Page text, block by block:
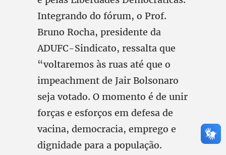
Integrando do fórum, o Prof.
Bruno Rocha, presidente da
ADUFC-Sindicato, ressalta que
“voltaremos às ruas até que o
impeachment de Jair Bolsonaro
seja votado. O momento é de unir
forças e esforços em defesa de
vacina, democracia, emprego e
dignidade para a população.